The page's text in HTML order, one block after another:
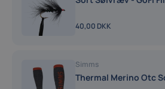
40,00 DKK
Simms
Thermal Merino Otc